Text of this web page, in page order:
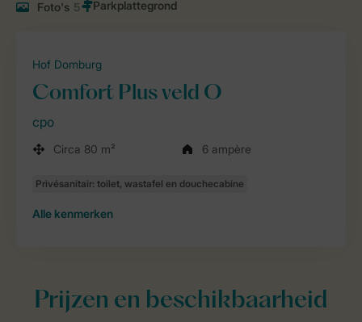
Foto's 5
Hof Domburg
Comfort Plus veld O
cpo
Circa 80 m² 6 ampère
Alle kenmerken
Prijzen en beschikbaarheid